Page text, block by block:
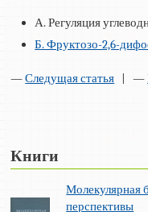
А. Регуляция
Б. Фруктозо-2,6-
—Следущая статья | —
Книги
Молекулярная
перспективы